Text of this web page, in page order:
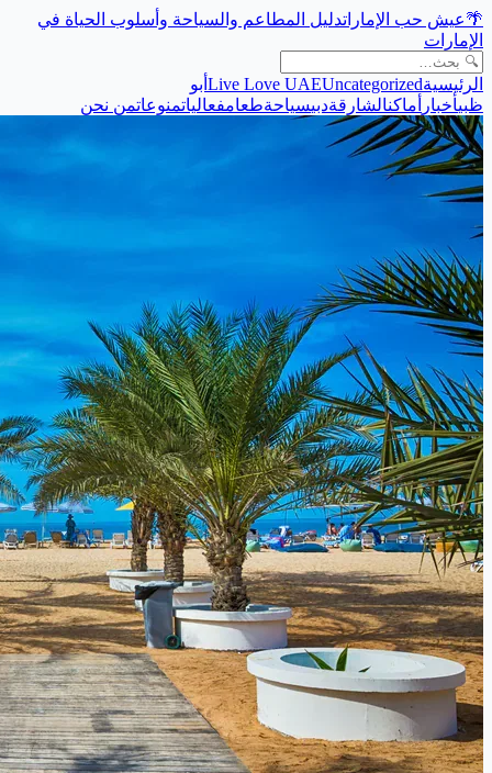
🌴عيش حب الإماراتدليل المطاعم والسياحة وأسلوب الحياة في
الإمارات
الرئيسية Live Love UAEUncategorized
أبو
ظبيأخبار أماكنالشارقةدبيسياحةطعامفعالياتمنوعاتمن نحن